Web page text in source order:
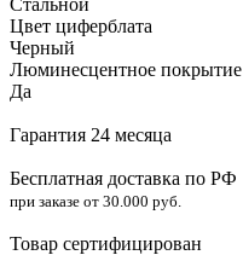
Цвет циферблата
Черный
Люминесцентное покрытие
Да
Гарантия 24 месяца
Бесплатная доставка по РФ
при заказе от 30.000 руб.
Товар сертифицирован